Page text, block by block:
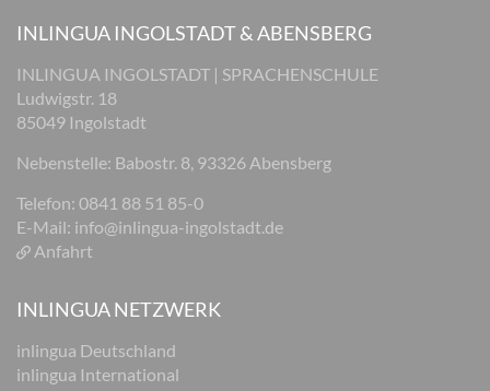
INLINGUA INGOLSTADT & ABENSBERG
INLINGUA INGOLSTADT | SPRACHENSCHULE
Ludwigstr. 18
85049 Ingolstadt
Nebenstelle: Babostr. 8, 93326 Abensberg
Telefon: 0841 88 51 85-0
E-Mail: info@inlingua-ingolstadt.de
Anfahrt
INLINGUA NETZWERK
inlingua Deutschland
inlingua International